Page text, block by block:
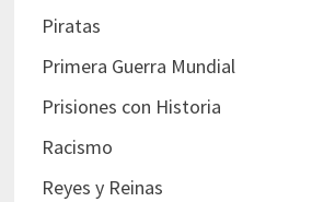
Piratas
Primera Guerra Mundial
Prisiones con Historia
Racismo
Reyes y Reinas